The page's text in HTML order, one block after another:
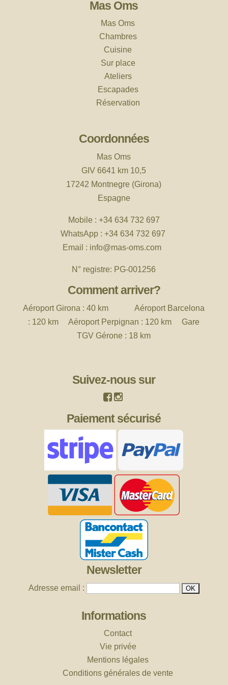
Mas Oms
Mas Oms
Chambres
Cuisine
Sur place
Ateliers
Escapades
Réservation
Coordonnées
Mas Oms
GIV 6641 km 10,5
17242 Montnegre (Girona)
Espagne
Mobile : +34 634 732 697
WhatsApp : +34 634 732 697
Email : info@mas-oms.com
N° registre: PG-001256
Comment arriver?
Aéroport Girona : 40 km Aéroport Barcelona
: 120 km Aéroport Perpignan : 120 km Gare
TGV Gérone : 18 km
Suivez-nous sur
Paiement sécurisé
Newsletter
Adresse email :
Informations
Contact
Vie privée
Mentions légales
Conditions générales de vente